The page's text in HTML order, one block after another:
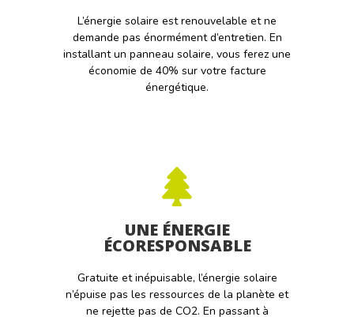
L’énergie solaire est renouvelable et ne
demande pas énormément d’entretien. En
installant un panneau solaire, vous ferez une
économie de 40% sur votre facture
énergétique.
UNE ÉNERGIE
ÉCORESPONSABLE
Gratuite et inépuisable, l’énergie solaire
n’épuise pas les ressources de la planète et
ne rejette pas de CO2. En passant à